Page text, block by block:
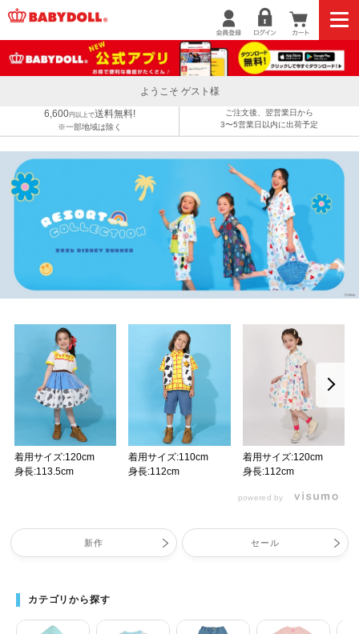
ようこそ ゲスト様
6,600円以上で送料無料!
※一部地域は除く
ご注文後、翌営業日から
3〜5営業日以内に出荷予定
着用サイズ:120cm
身長:113.5cm
着用サイズ:110cm
身長:112cm
着用サイズ:120cm
身長:112cm
powered by
新作 セール
カテゴリから探す